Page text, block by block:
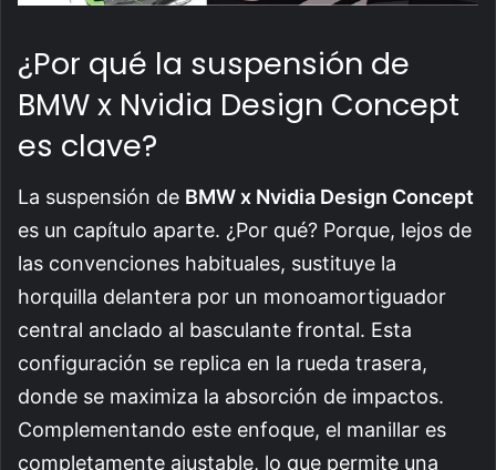
¿Por qué la suspensión de
BMW x Nvidia Design Concept
es clave?
La suspensión de BMW x Nvidia Design Concept
es un capítulo aparte. ¿Por qué? Porque, lejos de
las convenciones habituales, sustituye la
horquilla delantera por un monoamortiguador
central anclado al basculante frontal. Esta
configuración se replica en la rueda trasera,
donde se maximiza la absorción de impactos.
Complementando este enfoque, el manillar es
completamente ajustable, lo que permite una